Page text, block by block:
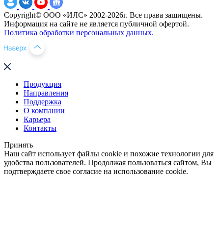
Copyright© ООО «ИЛС» 2002-2026г. Все права защищены.
Информация на сайте не является публичной офертой.
Политика обработки персональных данных.
Продукция
Направления
Поддержка
О компании
Карьера
Контакты
Принять
Наш сайт использует файлы cookie и похожие технологии для
удобства пользователей. Продолжая пользоваться сайтом, Вы
подтверждаете свое согласие на использование cookie.